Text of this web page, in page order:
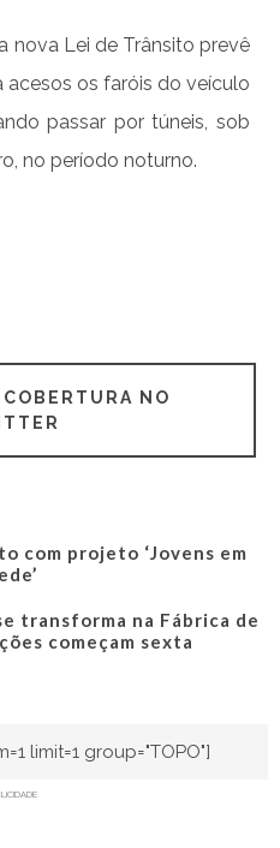
nova Lei de Trânsito prevê
os faróis do veículo
passar por túneis, sob
no período noturno.
NO
com projeto ‘Jovens em
transforma na Fábrica de
começam sexta
limit=1 group="TOPO"]